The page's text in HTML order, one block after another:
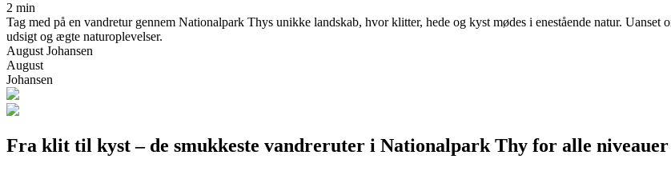
2 min
Tag med på en vandretur gennem Nationalpark Thys unikke landskab, hvor klitter, hede og kyst mødes i enestående natur.
udsigt og ægte naturoplevelser.
August Johansen
August
Johansen
Fra klit til kyst – de smukkeste vandreruter i Nationalpark Thy for alle niveauer